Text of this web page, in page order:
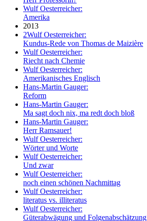
Wulf Oesterreicher:
Amerika
2013
2Wulf Oesterreicher:
Kundus-Rede von Thomas de Maizière
Wulf Oesterreicher:
Riecht nach Chemie
Wulf Oesterreicher:
Amerikanisches Englisch
Hans-Martin Gauger:
Reform
Hans-Martin Gauger:
Ma sagt doch nix, ma redt doch bloß
Hans-Martin Gauger:
Herr Ramsauer!
Wulf Oesterreicher:
Wörter und Worte
Wulf Oesterreicher:
Und zwar
Wulf Oesterreicher:
noch einen schönen Nachmittag
Wulf Oesterreicher:
literatus vs. illiteratus
Wulf Oesterreicher:
Güterabwägung und Folgenabschätzung